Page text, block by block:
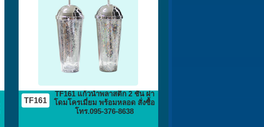
กระบอกน้ำ
flask vacuum
TF161
TF161 แก้วน้ำพลาสติก 2 ชั้น ฝา
โดมโครเมี่ยม พร้อมหลอด สั่งซื้อ
โทร.095-376-8638